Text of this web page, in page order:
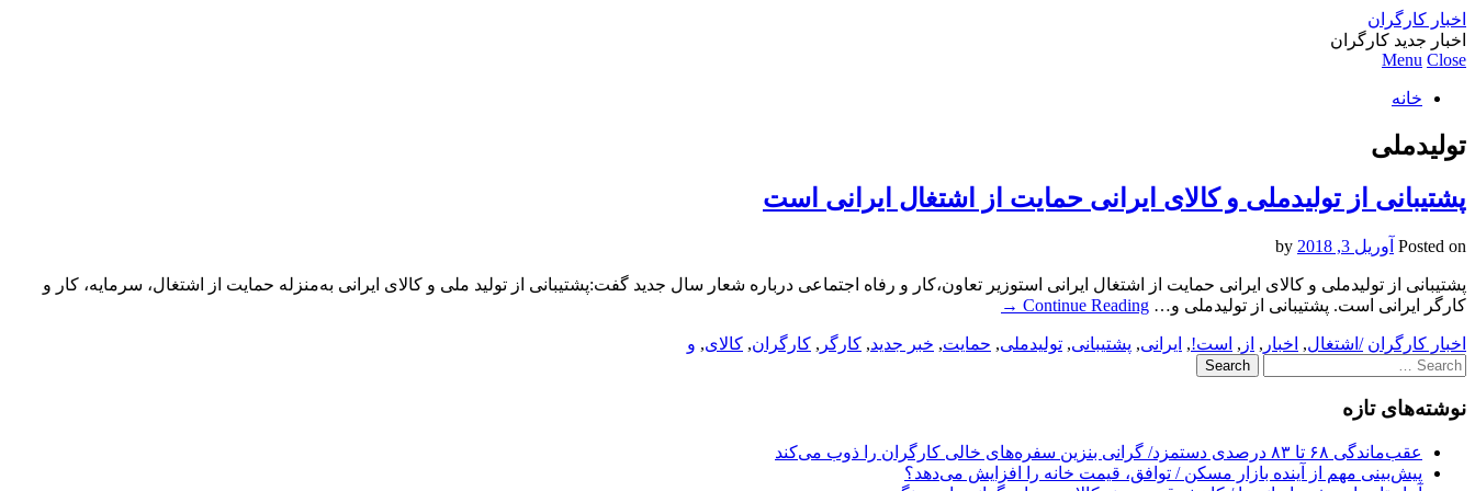
اخبار کارگران
اخبار جدید کارگران
Menu Close
خانه
تولیدملی
پشتیبانی از تولیدملی و کالای ایرانی حمایت از اشتغال ایرانی است
Posted on آوریل 3, 2018
پشتیبانی از تولیدملی و کالای ایرانی حمایت از اشتغال ایرانی استوزیر تعاون،کار و رفاه اجتماعی درباره شعار سال جدید گفت:پشتیبانی از تولید ملی و کالای ایرانی به‌منزله حمایت از اشتغال، سرمایه، کار و
کارگر ایرانی است. پشتیبانی از تولیدملی و… Continue Reading
→
اخبار کارگران /اشتغال, اخبار , از , است!, ایرانی, پشتیبانی, تولیدملی, حمایت, خبر جدید, کارگر , کارگران, کالای, و
Search
for:
نوشته‌های تازه
عقب‌ماندگی ۶۸ تا ۸۳ درصدی دستمزد/ گرانی بنزین سفره‌های خالی کارگران را ذوب می‌کند
پیش‌بینی مهم از آینده بازار مسکن / توافق، قیمت خانه را افزایش می‌دهد؟